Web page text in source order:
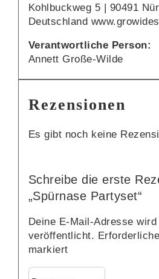
Kohlbuckweg 5 | 90491
Deutschland
Verantwortliche Person:
Annett Große-Wilde
Rezensionen
Es gibt noch keine
Schreibe die erste
„Spürnase Partyset“
Deine E-Mail-Adresse
veröffentlicht.
markiert